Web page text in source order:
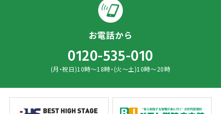
お電話から
0120-535-010
(月・祝日)10時～18時・(火～土)10時～20時